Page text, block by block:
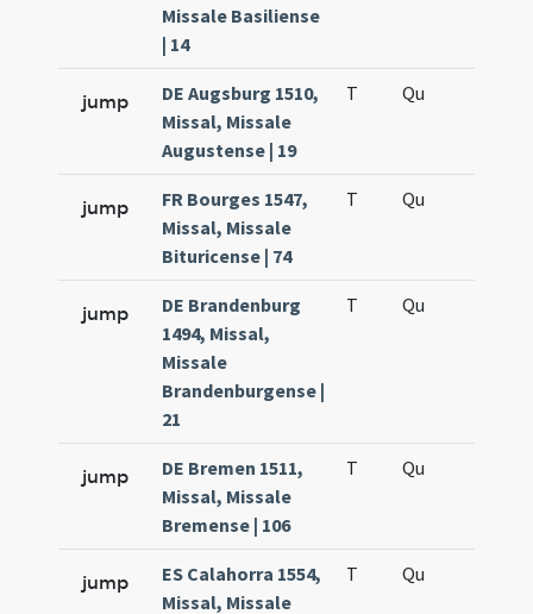
Missale Basiliense
| 14
jump
DE Augsburg 1510,
Missal, Missale
Augustense | 19
T Qu
jump
FR Bourges 1547,
Missal, Missale
Bituricense | 74
T Qu
jump
DE Brandenburg
1494, Missal,
Missale
Brandenburgense |
21
T Qu
jump
DE Bremen 1511,
Missal, Missale
Bremense | 106
T Qu
jump
ES Calahorra 1554,
Missal, Missale
T Qu